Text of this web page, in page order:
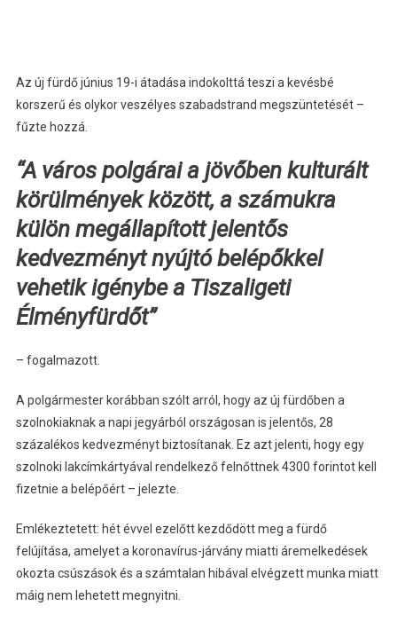
Az új fürdő június 19-i átadása indokolttá teszi a kevésbé
korszerű és olykor veszélyes szabadstrand megszüntetését –
fűzte hozzá.
“A város polgárai a jövőben kulturált
körülmények között, a számukra
külön megállapított jelentős
kedvezményt nyújtó belépőkkel
vehetik igénybe a Tiszaligeti
Élményfürdőt”
– fogalmazott.
A polgármester korábban szólt arról, hogy az új fürdőben a
szolnokiaknak a napi jegyárból országosan is jelentős, 28
százalékos kedvezményt biztosítanak. Ez azt jelenti, hogy egy
szolnoki lakcímkártyával rendelkező felnőttnek 4300 forintot kell
fizetnie a belépőért – jelezte.
Emlékeztetett: hét évvel ezelőtt kezdődött meg a fürdő
felújítása, amelyet a koronavírus-járvány miatti áremelkedések
okozta csúszások és a számtalan hibával elvégzett munka miatt
máig nem lehetett megnyitni.